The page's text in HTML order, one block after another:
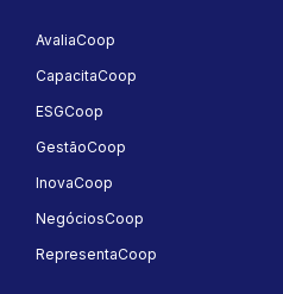
AvaliaCoop
CapacitaCoop
ESGCoop
GestãoCoop
InovaCoop
NegóciosCoop
RepresentaCoop